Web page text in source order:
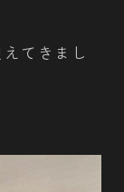
てきまし